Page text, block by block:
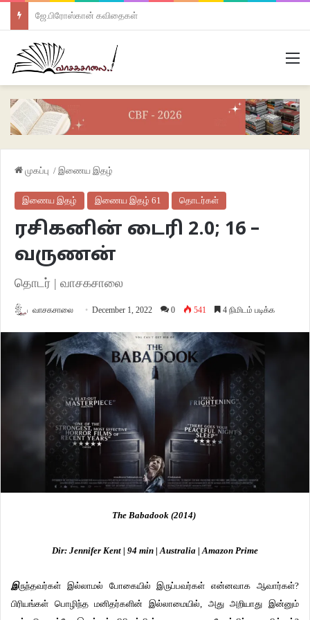
ஜே.பிரோஸ்கான் கவிதைகள்
முகப்பு / இணைய இதழ்
இணைய இதழ் இணைய இதழ் 61 தொடர்கள்
ரசிகனின் டைரி 2.0; 16 –
வருணன்
தொடர் | வாசகசாலை
வாசகசாலை December 1, 2022 0 541 4 நிமிடம் படிக்க
The Babadook (2014)
Dir: Jennifer Kent | 94 min | Australia | Amazon Prime
இருந்தவர்கள் இல்லாமல் போகையில் இருப்பவர்கள் என்னவாக ஆவார்கள்?
பிரியங்கள் பொழிந்த மனிதர்களின் இல்லாமையில், அது அறியாது இன்னும்